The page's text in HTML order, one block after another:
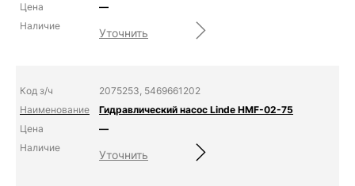
—
Уточнить
2075253, 5469661202
Гидравлический насос Linde HMF-02-75
—
Уточнить